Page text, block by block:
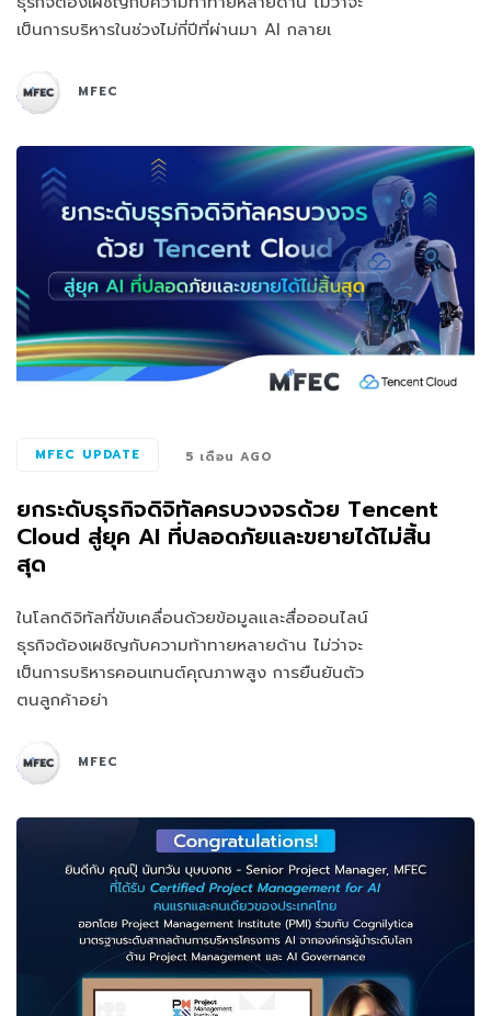
เป็นการบริหารในช่วงไม่กี่ปีที่ผ่านมา AI กลายเ
MFEC
MFEC UPDATE 5 เดือน AGO
ยกระดับธุรกิจดิจิทัลครบวงจรด้วย Tencent
Cloud สู่ยุค AI ที่ปลอดภัยและขยายได้ไม่สิ้น
สุด
ในโลกดิจิทัลที่ขับเคลื่อนด้วยข้อมูลและสื่อออนไลน์
ธุรกิจต้องเผชิญกับความท้าทายหลายด้าน ไม่ว่าจะ
เป็นการบริหารคอนเทนต์คุณภาพสูง การยืนยันตัว
ตนลูกค้าอย่า
MFEC